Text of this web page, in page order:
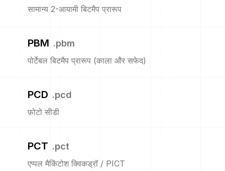
सामान्य 2-आयामी बिटमैप प्रारूप
PBM .pbm
पोर्टेबल बिटमैप प्रारूप (काला और सफेद)
PCD .pcd
फ़ोटो सीडी
PCT .pct
एप्पल मैकिंटोश क्विकड्रॉ / PICT